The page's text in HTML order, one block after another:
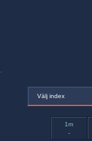
Välj index
1m
-